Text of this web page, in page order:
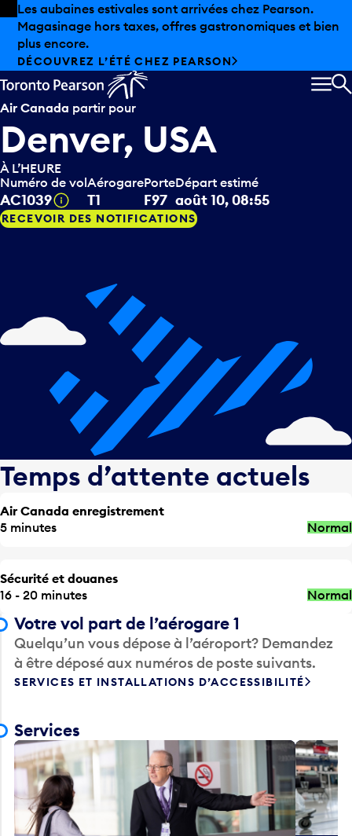
Skip to offers
Passer au contenu principal
Les aubaines estivales sont arrivées chez Pearson.
Magasinage hors taxes, offres gastronomiques et bien
plus encore.
DÉCOUVREZ L’ÉTÉ CHEZ PEARSON
Air Canada partir pour
Denver, USA
À L’HEURE
Numéro de vol
AC1039 Infobulle
Aérogare
T1
Porte
F97
Départ estimé
août 10, 08:55
RECEVOIR DES NOTIFICATIONS
Temps d’attente actuels
Air Canada enregistrement
5 minutes
Normal
Sécurité et douanes
16 - 20 minutes
Normal
Votre vol part de l’aérogare 1
Quelqu’un vous dépose à l’aéroport? Demandez
à être déposé aux numéros de poste suivants.
SERVICES ET INSTALLATIONS D’ACCESSIBILITÉ
Services